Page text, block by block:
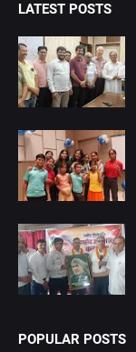
LATEST POSTS
POPULAR POSTS